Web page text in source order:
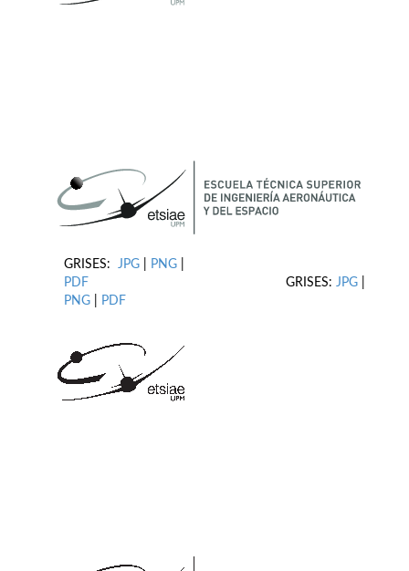
GRISES: JPG PNG
PDF GRISES: JPG
PNG
PDF